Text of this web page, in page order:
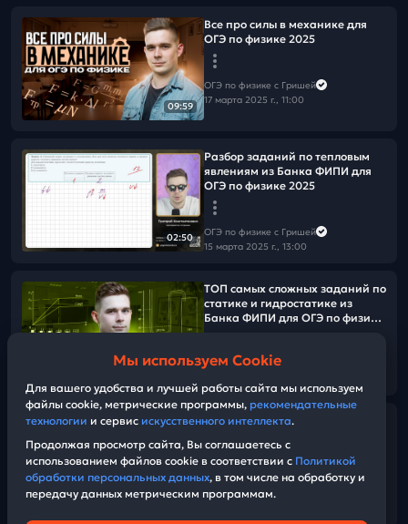
09:59
Все про силы в механике для
ОГЭ по физике 2025
ОГЭ по физике с Гришей
17 марта 2025 г., 11:00
02:50
Разбор заданий по тепловым
явлениям из Банка ФИПИ для
ОГЭ по физике 2025
ОГЭ по физике с Гришей
15 марта 2025 г., 13:00
17:28
ТОП самых сложных заданий по
статике и гидростатике из
Банка ФИПИ для ОГЭ по физике
ОГЭ по физике с Гришей
04:03
Разбор заданий по КПД и
ФИПИ для ОГЭ по физике 2025
ОГЭ по физике с Гришей
Мы используем Cookie
Для вашего удобства и лучшей работы сайта мы используем
файлы cookie, метрические программы, рекомендательные
технологии и сервис искусственного интеллекта.
Продолжая просмотр сайта, Вы соглашаетесь с
использованием файлов cookie в соответствии с Политикой
обработки персональных данных, в том числе на обработку и
передачу данных метрическим программам.